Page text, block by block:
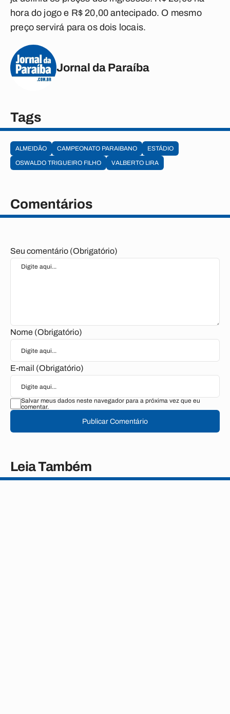
hora do jogo e R$ 20,00 antecipado. O mesmo
preço servirá para os dois locais.
Jornal da Paraíba
Tags
ALMEIDÃO CAMPEONATO PARAIBANO
ESTÁDIO
OSWALDO TRIGUEIRO FILHO
VALBERTO LIRA
Comentários
Seu comentário (Obrigatório)
Nome (Obrigatório)
E-mail (Obrigatório)
Salvar meus dados neste navegador para a próxima vez que eu
comentar.
Publicar Comentário
Leia Também